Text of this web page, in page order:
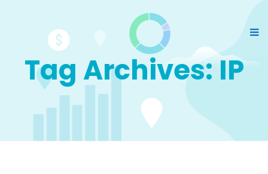
Tag Archives: IP